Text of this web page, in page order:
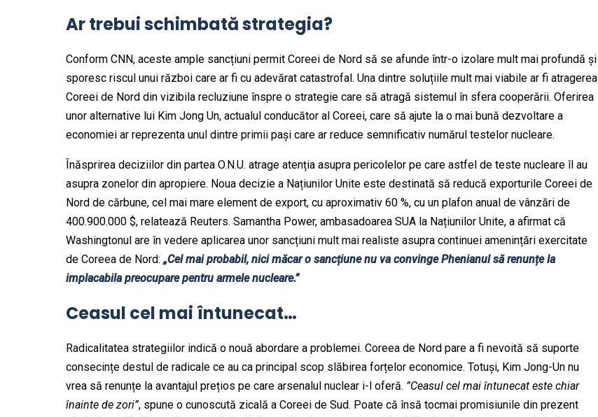
Ar trebui schimbată strategia?
Conform CNN, aceste ample sancțiuni permit Coreei de Nord să se afunde într-o izolare mult mai profundă și
sporesc riscul unui război care ar fi cu adevărat catastrofal. Una dintre soluțiile mult mai viabile ar fi atragerea
Coreei de Nord din vizibila recluziune înspre o strategie care să atragă sistemul în sfera cooperării. Oferirea
unor alternative lui Kim Jong Un, actualul conducător al Coreei, care să ajute la o mai bună dezvoltare a
economiei ar reprezenta unul dintre primii pași care ar reduce semnificativ numărul testelor nucleare.
Înăsprirea deciziilor din partea O.N.U. atrage atenția asupra pericolelor pe care astfel de teste nucleare îl au
asupra zonelor din apropiere. Noua decizie a Națiunilor Unite este destinată să reducă exporturile Coreei de
Nord de cărbune, cel mai mare element de export, cu aproximativ 60 %, cu un plafon anual de vânzări de
400.900.000 $, relatează Reuters. Samantha Power, ambasadoarea SUA la Națiunilor Unite, a afirmat că
Washingtonul are în vedere aplicarea unor sancțiuni mult mai realiste asupra continuei amenințări exercitate
de Coreea de Nord: „Cel mai probabil, nici măcar o sancțiune nu va convinge Phenianul să renunțe la
implacabila preocupare pentru armele nucleare.”
Ceasul cel mai întunecat…
Radicalitatea strategiilor indică o nouă abordare a problemei. Coreea de Nord pare a fi nevoită să suporte
consecințe destul de radicale ce au ca principal scop slăbirea forțelor economice. Totuși, Kim Jong-Un nu
vrea să renunțe la avantajul prețios pe care arsenalul nuclear i-l oferă. ”Ceasul cel mai întunecat este chiar
înainte de zori”, spune o cunoscută zicală a Coreei de Sud. Poate că însă tocmai promisiunile din prezent